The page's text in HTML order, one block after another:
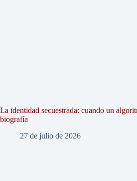
La identidad secuestrada: cuando un
biografía
27 de julio de 2026